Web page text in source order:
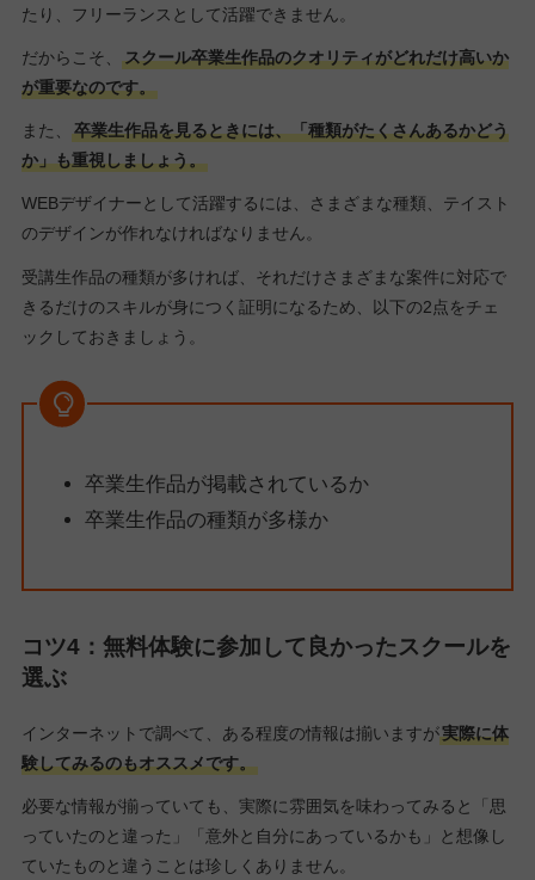
たり、フリーランスとして活躍できません。
だからこそ、
スクール卒業生作品のクオリティがどれだけ高いか
が重要なのです。
また、
卒業生作品を見るときには、「種類がたくさんあるかどう
か」も重視しましょう。
WEBデザイナーとして活躍するには、さまざまな種類、テイスト
のデザインが作れなければなりません。
受講生作品の種類が多ければ、それだけさまざまな案件に対応で
きるだけのスキルが身につく証明になるため、以下の2点をチェ
ックしておきましょう。
卒業生作品が掲載されているか
卒業生作品の種類が多様か
コツ4： 無料体験に参加して良かったスクールを
選ぶ
インターネットで調べて、ある程度の情報は揃いますが実際に体
験してみるのもオススメです。
必要な情報が揃っていても、実際に雰囲気を味わってみると「思
っていたのと違った」「意外と自分にあっているかも」と想像し
ていたものと違うことは珍しくありません。